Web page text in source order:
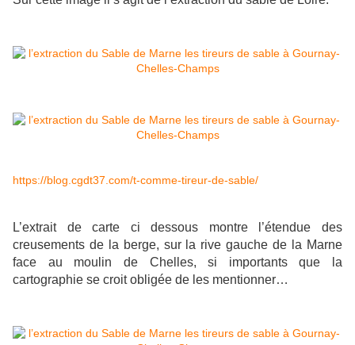
https://blog.cgdt37.com/t-comme-tireur-de-sable/
L’extrait de carte ci dessous montre l’étendue des
creusements de la berge, sur la rive gauche de la Marne
face au moulin de Chelles, si importants que la
cartographie se croit obligée de les mentionner…